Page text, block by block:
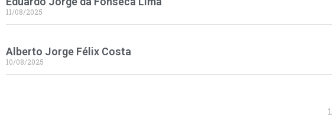
11/08/2025
Alberto Jorge Félix Costa
10/08/2025
1